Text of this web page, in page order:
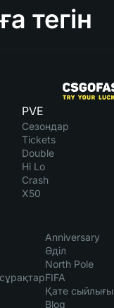
тегін
PVE
Сезондар
Tickets
Double
Hi Lo
Crash
X50
Anniversary
Әділ
North Pole
FIFA
Қате сыйлығы
Blog